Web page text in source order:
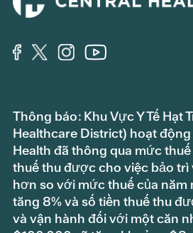
Thông báo: Khu Vực Y Tế Hạt
Healthcare District) hoạt
Health đã thông qua mức
thuế thu được cho việc bảo trì
hơn so với mức thuế của năm
tăng 8% và số tiền thuế thu
và vận hành đối với một căn